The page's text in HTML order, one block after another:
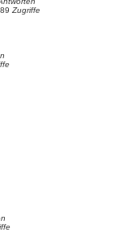
Zugriffe